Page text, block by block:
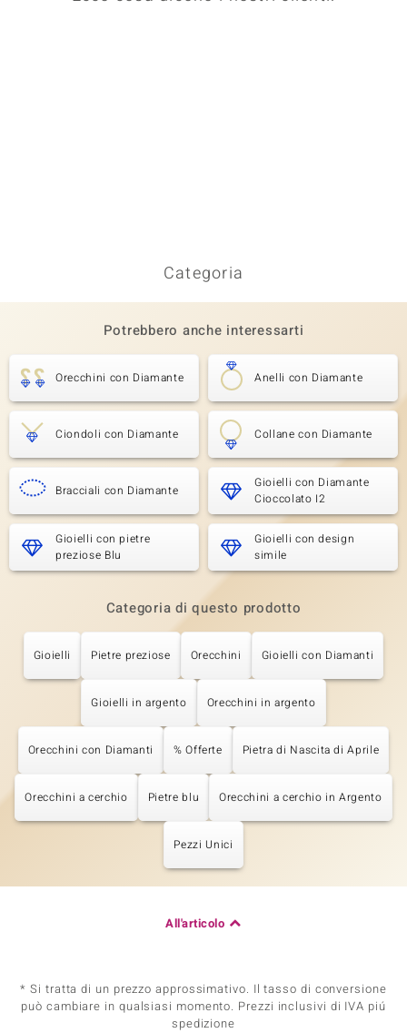
Categoria
Potrebbero anche interessarti
Orecchini con Diamante Anelli con Diamante
Ciondoli con Diamante Collane con Diamante
Bracciali con Diamante
Gioielli con Diamante
Cioccolato I2
Gioielli con pietre
preziose Blu
Gioielli con design
simile
Categoria di questo prodotto
Gioielli Pietre preziose Orecchini Gioielli con Diamanti
Gioielli in argento Orecchini in argento
Orecchini con Diamanti % Offerte Pietra di Nascita di Aprile
Orecchini a cerchio Pietre blu Orecchini a cerchio in Argento
Pezzi Unici
All'articolo
* Si tratta di un prezzo approssimativo. Il tasso di conversione
può cambiare in qualsiasi momento. Prezzi inclusivi di IVA piú
spedizione